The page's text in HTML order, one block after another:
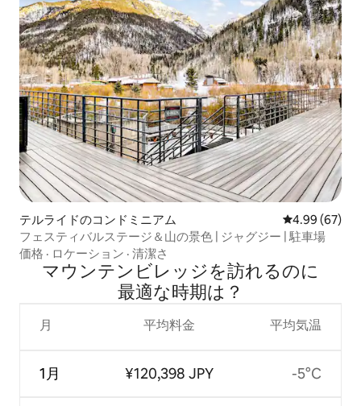
テルライドのコンドミニアム レビュー67
4.99 (67)
フェスティバルステージ＆山の景色 | ジャグジー | 駐車場
価格 · ロケーション · 清潔さ
マウンテンビレッジを訪⁠れ⁠るの⁠に
最⁠適⁠な時⁠期⁠は⁠？
月
1月
平均料金
¥120,398 JPY
平均気温
-5°C